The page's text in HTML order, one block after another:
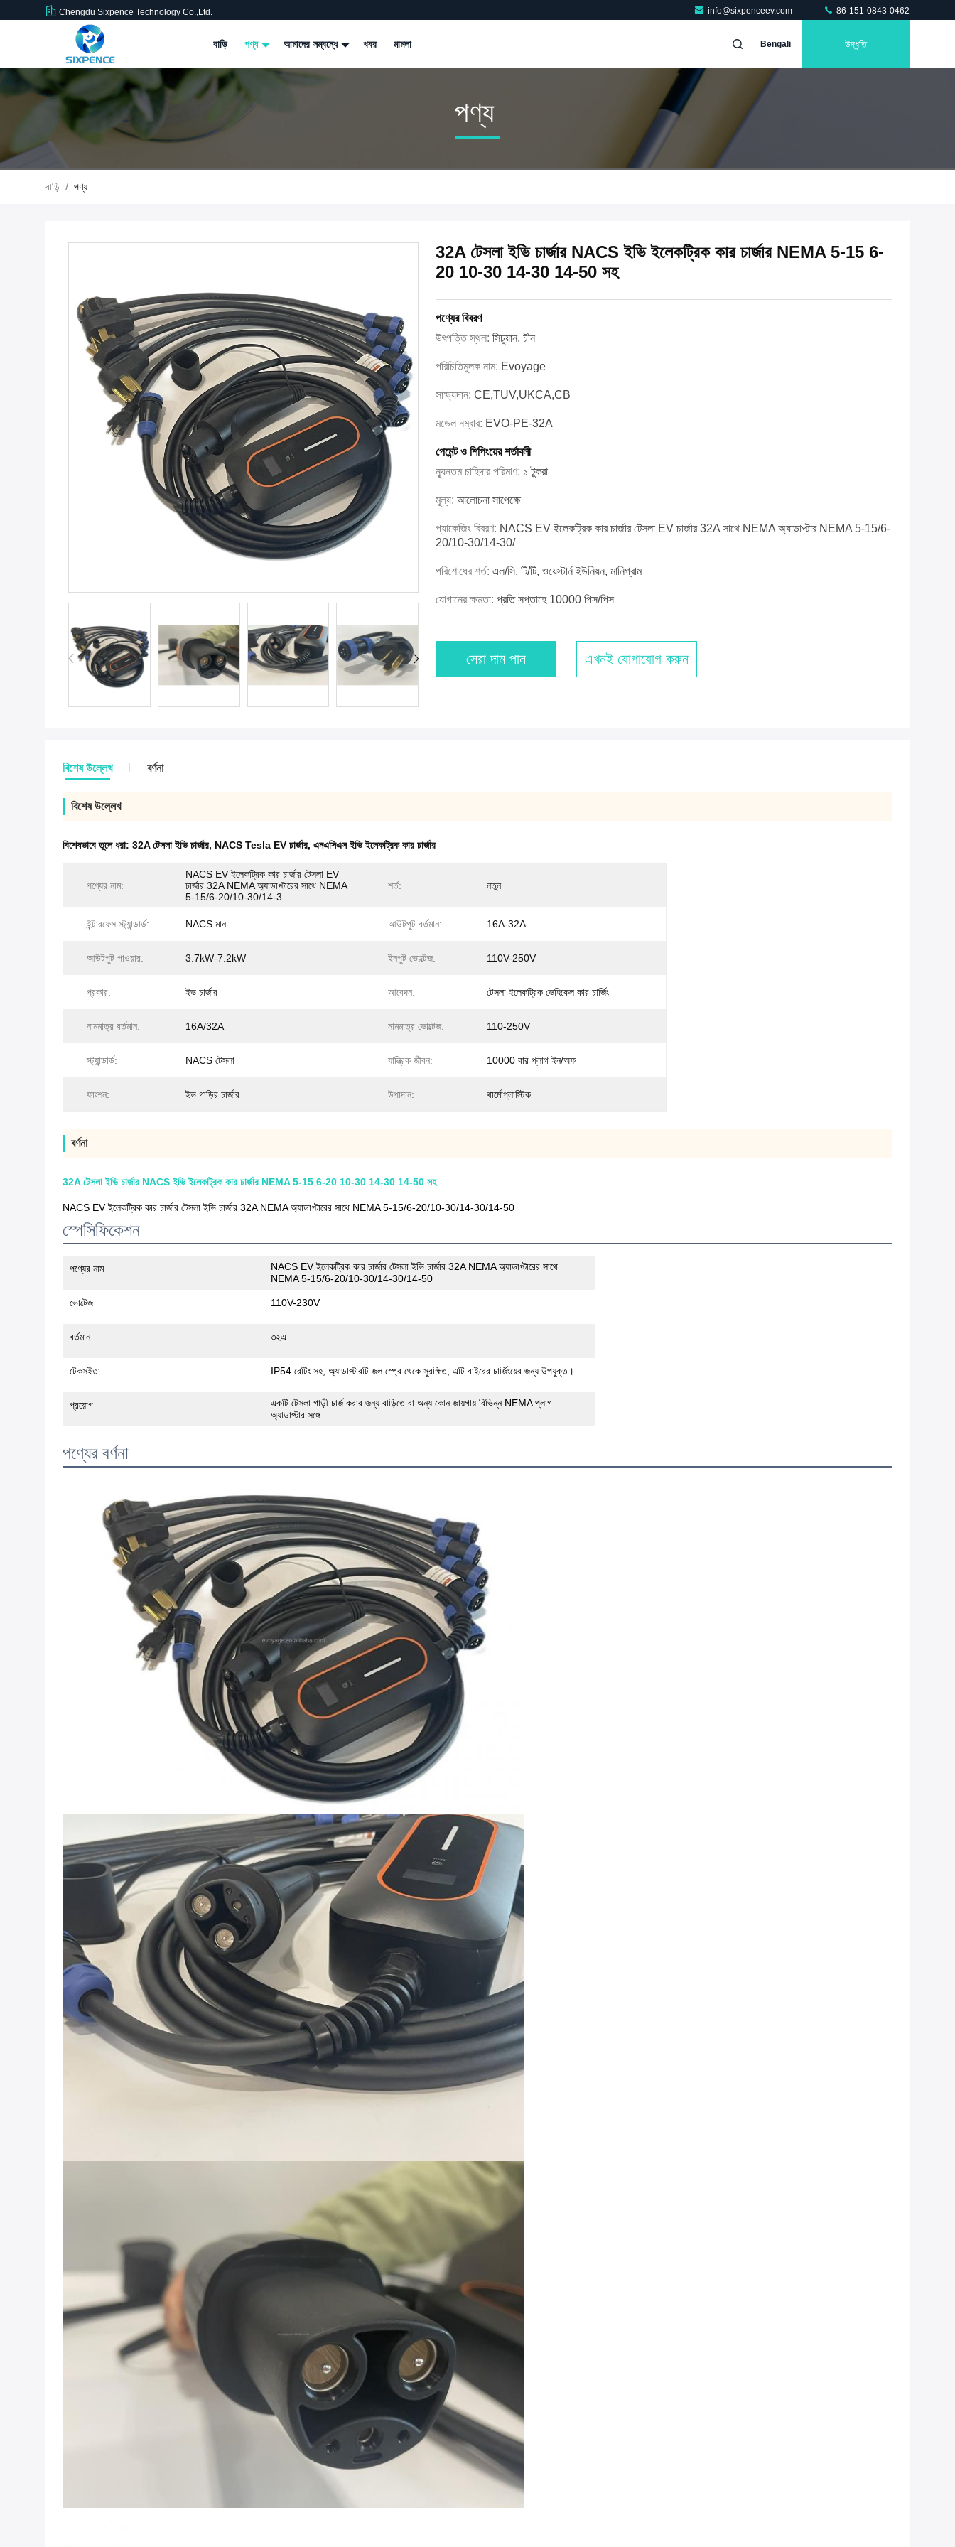
Chengdu Sixpence Technology Co.,Ltd. info@sixpenceev.com 86-151-0843-0462
বাড়ি পণ্য আমাদের সম্বন্ধে খবর মামলা Bengali উদ্ধৃতি
পণ্য
বাড়ি / পণ্য
32A টেসলা ইভি চার্জার NACS ইভি ইলেকট্রিক কার চার্জার NEMA 5-15 6-
20 10-30 14-30 14-50 সহ
পণ্যের বিবরণ
উৎপত্তি স্থল: সিচুয়ান, চীন
পরিচিতিমুলক নাম: Evoyage
সাক্ষ্যদান: CE,TUV,UKCA,CB
মডেল নম্বার: EVO-PE-32A
পেমেন্ট ও শিপিংয়ের শর্তাবলী
ন্যূনতম চাহিদার পরিমাণ: ১ টুকরা
মূল্য: আলোচনা সাপেক্ষে
প্যাকেজিং বিবরণ: NACS EV ইলেকট্রিক কার চার্জার টেসলা EV চার্জার 32A সাথে NEMA অ্যাডাপ্টার NEMA 5-15/6-
20/10-30/14-30/
পরিশোধের শর্ত: এল/সি, টি/টি, ওয়েস্টার্ন ইউনিয়ন, মানিগ্রাম
যোগানের ক্ষমতা: প্রতি সপ্তাহে 10000 পিস/পিস
সেরা দাম পান এখনই যোগাযোগ করুন
বিশেষ উল্লেখ বর্ণনা
বিশেষ উল্লেখ
বিশেষভাবে তুলে ধরা: 32A টেসলা ইভি চার্জার, NACS Tesla EV চার্জার, এনএসিএস ইভি ইলেকট্রিক কার চার্জার
পণ্যের নাম:
NACS EV ইলেকট্রিক কার চার্জার টেসলা EV
চার্জার 32A NEMA অ্যাডাপ্টারের সাথে NEMA
5-15/6-20/10-30/14-3
শর্ত: নতুন
ইন্টারফেস স্ট্যান্ডার্ড: NACS মান আউটপুট বর্তমান: 16A-32A
আউটপুট পাওয়ার: 3.7kW-7.2kW ইনপুট ভোল্টেজ: 110V-250V
প্রকার: ইভ চার্জার আবেদন: টেসলা ইলেকট্রিক ভেহিকেল কার চার্জিং
নামমাত্র বর্তমান: 16A/32A নামমাত্র ভোল্টেজ: 110-250V
স্ট্যান্ডার্ড: NACS টেসলা যান্ত্রিক জীবন: 10000 বার প্লাগ ইন/অফ
ফাংশন: ইভ গাড়ির চার্জার উপাদান: থার্মোপ্লাস্টিক
বর্ণনা
32A টেসলা ইভি চার্জার NACS ইভি ইলেকট্রিক কার চার্জার NEMA 5-15 6-20 10-30 14-30 14-50 সহ
NACS EV ইলেকট্রিক কার চার্জার টেসলা ইভি চার্জার 32A NEMA অ্যাডাপ্টারের সাথে NEMA 5-15/6-20/10-30/14-30/14-50
স্পেসিফিকেশন
পণ্যের নাম
NACS EV ইলেকট্রিক কার চার্জার টেসলা ইভি চার্জার 32A NEMA অ্যাডাপ্টারের সাথে
NEMA 5-15/6-20/10-30/14-30/14-50
ভোল্টেজ 110V-230V
বর্তমান ৩২এ
টেকসইতা IP54 রেটিং সহ, অ্যাডাপ্টারটি জল স্প্রে থেকে সুরক্ষিত, এটি বাইরের চার্জিংয়ের জন্য উপযুক্ত।
প্রয়োগ
একটি টেসলা গাড়ী চার্জ করার জন্য বাড়িতে বা অন্য কোন জায়গায় বিভিন্ন NEMA প্লাগ
অ্যাডাপ্টার সঙ্গে
পণ্যের বর্ণনা